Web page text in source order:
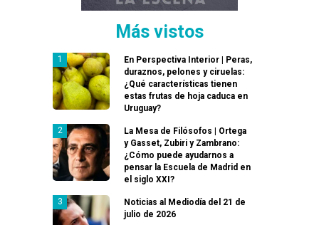
Más vistos
En Perspectiva Interior | Peras,
duraznos, pelones y ciruelas:
¿Qué características tienen
estas frutas de hoja caduca en
Uruguay?
La Mesa de Filósofos | Ortega
y Gasset, Zubiri y Zambrano:
¿Cómo puede ayudarnos a
pensar la Escuela de Madrid en
el siglo XXI?
Noticias al Mediodía del 21 de
julio de 2026